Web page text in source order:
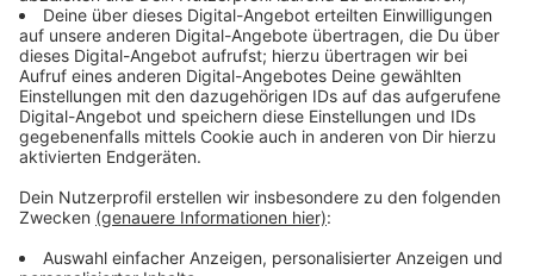
Ehefrau in Vorderrübach getötet haben. Sie wurde am
Sonntagabend mit schwersten Kopfverletzungen in
ihrem Haus entdeckt und starb später in einer Klinik.
Der Mann erlitt noch am selben Abend bei einem
Autounfall lebensgefährliche Verletzung. Bisher
einen Pflichtverteidiger zur Seite gestellt. Weitere
Ermittlungen zum Motiv oder zum Tathergang dauern
noch an, sagte uns Oberstaatsanwalt Bremer. Auch zur